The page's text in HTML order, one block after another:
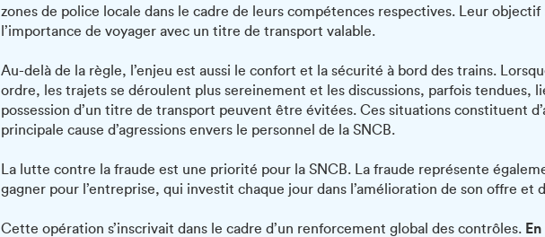
zones de police locale dans le cadre de leurs compétences respectives. Leur objectif
l’importance de voyager avec un titre de transport valable.
Au-delà de la règle, l’enjeu est aussi le confort et la sécurité à bord des trains.
ordre, les trajets se déroulent plus sereinement et les discussions, parfois tendues,
possession d’un titre de transport peuvent être évitées. Ces situations constituent
principale cause d’agressions envers le personnel de la SNCB.
La lutte contre la fraude est une priorité pour la SNCB. La fraude représente
gagner pour l’entreprise, qui investit chaque jour dans l’amélioration de son offre et
Cette opération s’inscrivait dans le cadre d’un renforcement global des contrôles.